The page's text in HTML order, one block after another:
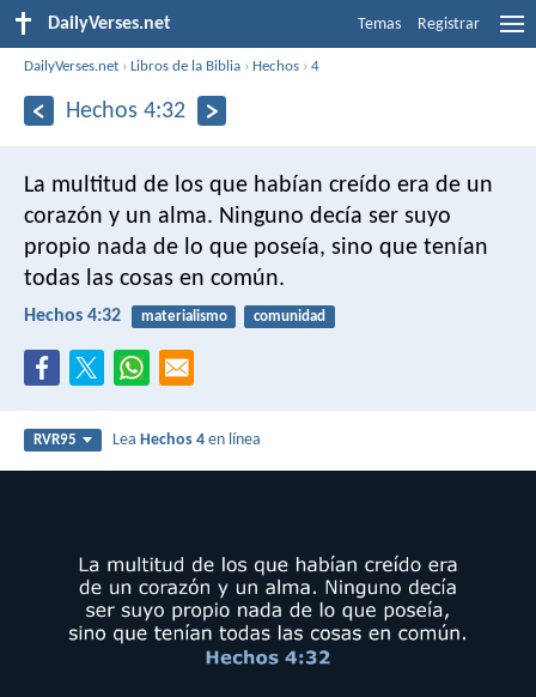
DailyVerses.net Temas Registrar
DailyVerses.net ›Libros de la Biblia › Hechos ›4
Hechos 4:32
La multitud de los que habían creído era de un
corazón y un alma. Ninguno decía ser suyo
propio nada de lo que poseía, sino que tenían
todas las cosas en común.
Hechos 4:32 materialismo comunidad
RVR95 LeaHechos 4 en línea